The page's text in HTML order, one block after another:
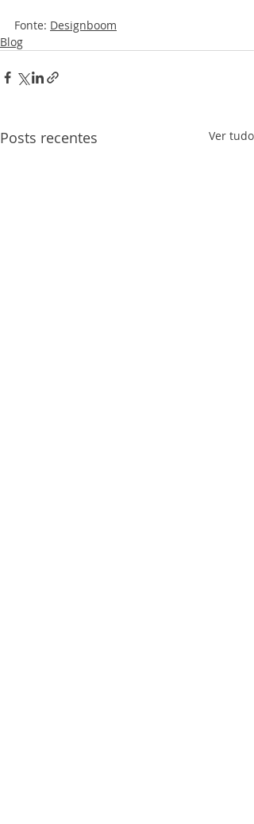
Fonte: Designboom
Blog
Posts recentes Ver tudo